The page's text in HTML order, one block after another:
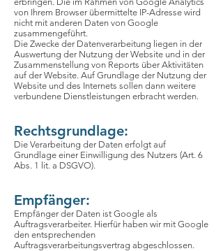
von Ihrem Browser übermittelte IP-Adresse wird
nicht mit anderen Daten von Google
zusammengeführt.
Die Zwecke der Datenverarbeitung liegen in der
Auswertung der Nutzung der Website und in der
Zusammenstellung von Reports über Aktivitäten
auf der Website. Auf Grundlage der Nutzung der
Website und des Internets sollen dann weitere
verbundene Dienstleistungen erbracht werden.
Rechtsgrundlage:
Die Verarbeitung der Daten erfolgt auf
Grundlage einer Einwilligung des Nutzers (Art. 6
Abs. 1 lit. a DSGVO).
Empfänger:
Empfänger der Daten ist Google als
Auftragsverarbeiter. Hierfür haben wir mit Google
den entsprechenden
Auftragsverarbeitungsvertrag abgeschlossen.